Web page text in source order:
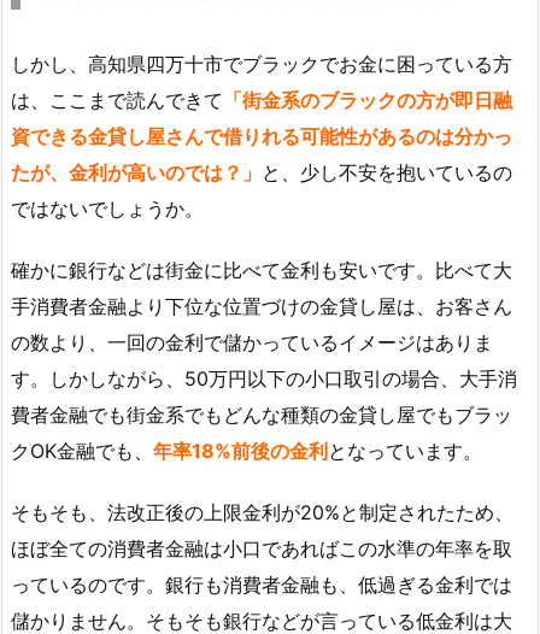
しかし、高知県四万十市でブラックでお金に困っている方
は、ここまで読んできて 「街金系のブラックの方が即日融
資できる金貸し屋さんで借りれる可能性があるのは分かっ
たが、金利が高いのでは？」 と、少し不安を抱いているの
ではないでしょうか。
確かに銀行などは街金に比べて金利も安いです。比べて大
手消費者金融より下位な位置づけの金貸し屋は、お客さん
の数より、一回の金利で儲かっているイメージはありま
す。しかしながら、50万円以下の小口取引の場合、大手消
費者金融でも街金系でもどんな種類の金貸し屋でもブラッ
クOK金融でも、 年率18%前後の金利 となっています。
そもそも、法改正後の上限金利が20%と制定されたため、
ほぼ全ての消費者金融は小口であればこの水準の年率を取
っているのです。銀行も消費者金融も、低過ぎる金利では
儲かりません。そもそも銀行などが言っている低金利は大